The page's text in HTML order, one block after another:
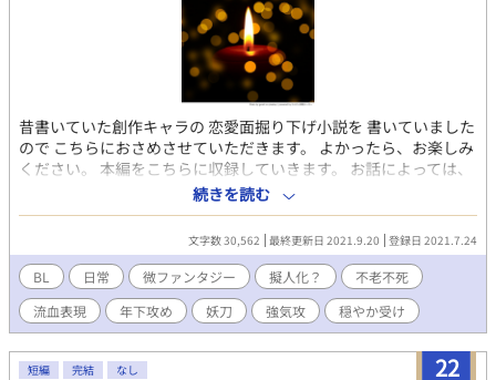
昔書いていた創作キャラの 恋愛面掘り下げ小説を 書いていました
ので こちらにおさめさせていただきます。 よかったら、お楽しみ
ください。 本編をこちらに収録していきます。 お話によっては、
流血表現もいくつかありますので、 苦手な方は、これまた ご注意
ください。 俺様で、結構な自信家の蛍と まったり平和主義な大和
の二人 が辿って来た人生の一部を 過去のお話から現代までとさま
ざまに 綴っていきます。 地方の結界として存在する 守護職をして
います。 ほぼ、不老不死に近い存在 であり、神力と霊力、などの
絡む世界観です。 ・御坊 蛍 年齢は、20代半ば 身長：182cm 体
重：70kg 和歌山の守護職。少々勝ち気でマイペース。本来は優し
い性格だが、照れ屋。第六感が、異常に鋭い。 五感も研ぎ澄まさ
れている。 大和とは、一昔前にとある事件を きっかけに親しくな
続きを読む
文字数 30,562 最終更新日 2021.9.20 登録日 2021.7.24
BL 日常 微ファンタジー 擬人化？
不老不死
流血表現
年下攻め 妖刀 強気攻 穏やか受け
22
短編 完結 なし